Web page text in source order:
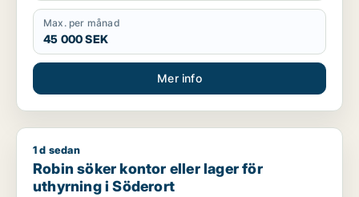
Max. per månad
45 000 SEK
Mer info
Robin söker kontor eller lager för uthyrning i Söderort
1 d sedan
Robin söker kontor eller lager för
uthyrning i Söderort